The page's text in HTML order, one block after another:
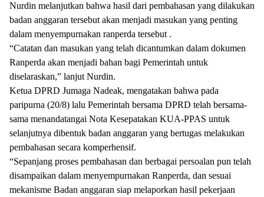
Nurdin melanjutkan bahwa hasil dari pembahasan yang dilakukan
badan anggaran tersebut akan menjadi masukan yang penting
dalam menyempurnakan ranperda tersebut .
“Catatan dan masukan yang telah dicantumkan dalam dokumen
Ranperda akan menjadi bahan bagi Pemerintah untuk
diselaraskan,” lanjut Nurdin.
Ketua DPRD Jumaga Nadeak, mengatakan bahwa pada
paripurna (20/8) lalu Pemerintah bersama DPRD telah bersama-
sama menandatangai Nota Kesepatakan KUA-PPAS untuk
selanjutnya dibentuk badan anggaran yang bertugas melakukan
pembahasan secara komperhensif.
“Sepanjang proses pembahasan dan berbagai persoalan pun telah
disampaikan dalam menyempurnakan Ranperda, dan sesuai
mekanisme Badan anggaran siap melaporkan hasil pekerjaan